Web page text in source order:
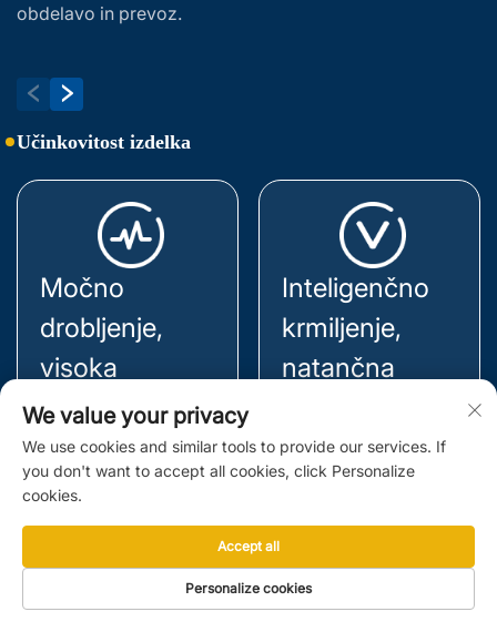
obdelavo in prevoz.
Učinkovitost izdelka
Močno
drobljenje,
visoka
učinkovitost in
visoka izdaja
Z največjo tlakom
trdnostjo do 320 MPa
drobljenja 8:1 sistem
Inteligenčno
krmiljenje,
natančna
Sistem je opremljen z
inteligentnim krmilnim
PLC z zaščito pred
hidravlično regulacijo
velikosti izhodnih
We value your privacy
We use cookies and similar tools to provide our services. If
you don't want to accept all cookies, click Personalize
cookies.
Personalize cookies
Accept all